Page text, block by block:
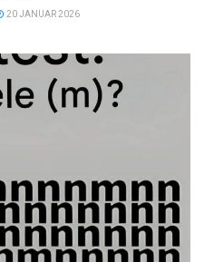
20 JANUAR 2026